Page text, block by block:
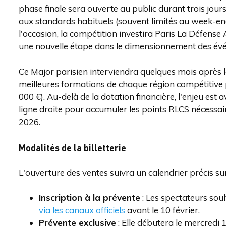
phase finale sera ouverte au public durant trois
aux standards habituels (souvent limités au week-
l'occasion, la compétition investira Paris La
une nouvelle étape dans le dimensionnement des
Ce Major parisien interviendra quelques mois
meilleures formations de chaque région
000 €). Au-delà de la dotation financière, l'enjeu est
ligne droite pour accumuler les points RLCS
2026.
Modalités de la billetterie
L'ouverture des ventes suivra un calendrier précis
Inscription à la prévente: Les spectateurs
via les canaux officiels avant le 10 février.
Prévente exclusive: Elle débutera le mercredi